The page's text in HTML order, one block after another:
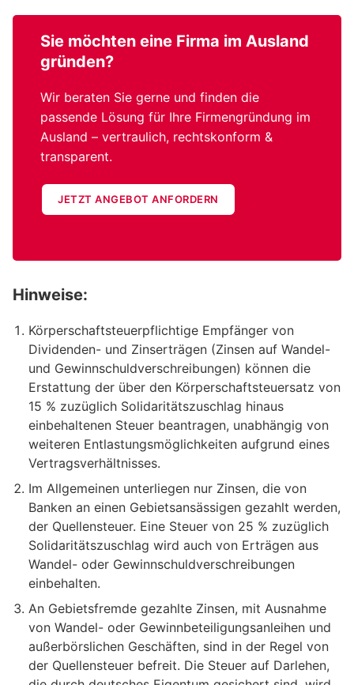
Sie möchten eine Firma im Ausland
gründen?
Wir beraten Sie gerne und finden die
passende Lösung für Ihre Firmengründung im
Ausland – vertraulich, rechtskonform &
transparent.
JETZT ANGEBOT ANFORDERN
Hinweise:
Körperschaftsteuerpflichtige Empfänger von
Dividenden- und Zinserträgen (Zinsen auf Wandel-
und Gewinnschuldverschreibungen) können die
Erstattung der über den Körperschaftsteuersatz von
15 % zuzüglich Solidaritätszuschlag hinaus
einbehaltenen Steuer beantragen, unabhängig von
weiteren Entlastungsmöglichkeiten aufgrund eines
Vertragsverhältnisses.
Im Allgemeinen unterliegen nur Zinsen, die von
Banken an einen Gebietsansässigen gezahlt werden,
der Quellensteuer. Eine Steuer von 25 % zuzüglich
Solidaritätszuschlag wird auch von Erträgen aus
Wandel- oder Gewinnschuldverschreibungen
einbehalten.
An Gebietsfremde gezahlte Zinsen, mit Ausnahme
von Wandel- oder Gewinnbeteiligungsanleihen und
außerbörslichen Geschäften, sind in der Regel von
der Quellensteuer befreit. Die Steuer auf Darlehen,